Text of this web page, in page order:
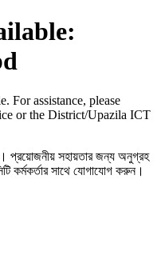
For assistance, please
or the District/Upazila ICT
প্রয়োজনীয় সহায়তার জন্য অনুগ্রহ
কর্মকর্তার সাথে যোগাযোগ করুন।